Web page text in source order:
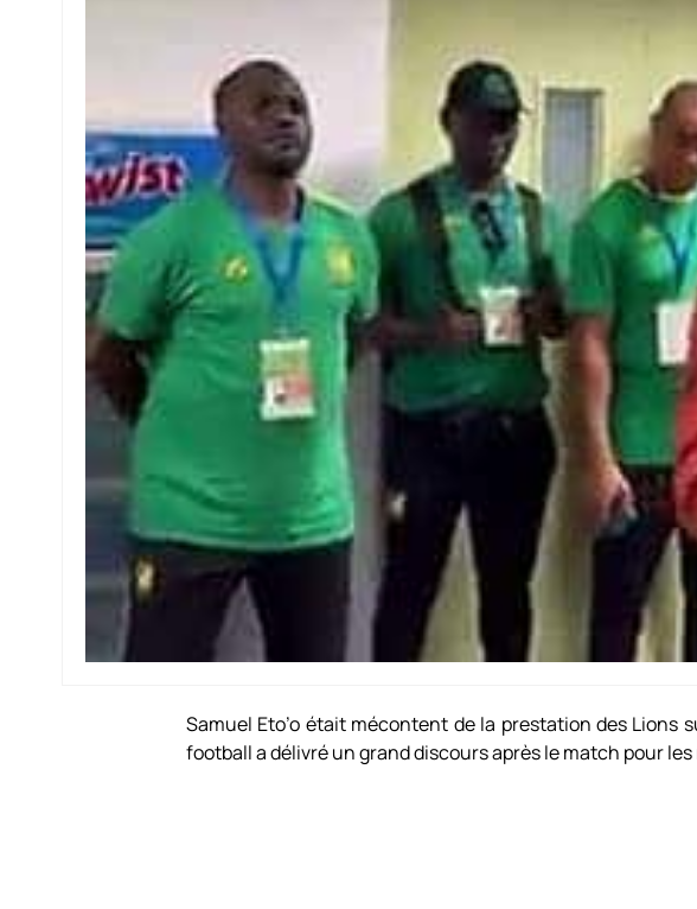
Samuel Eto’o était mécontent de la prestation des
football a délivré un grand discours après le match pour